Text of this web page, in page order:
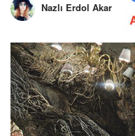
Nazlı Erdol Akar